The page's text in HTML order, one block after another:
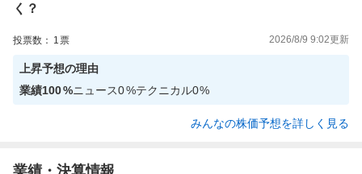
く？
投票数： 1 票 2026/8/9 9:02更新
上昇予想の理由
業績100%ニュース0%テクニカル0%
みんなの株価予想を詳しく見る
業績・決算情報